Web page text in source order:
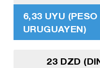
6,33 UYU (PESO
URUGUAYEN)
23 DZD